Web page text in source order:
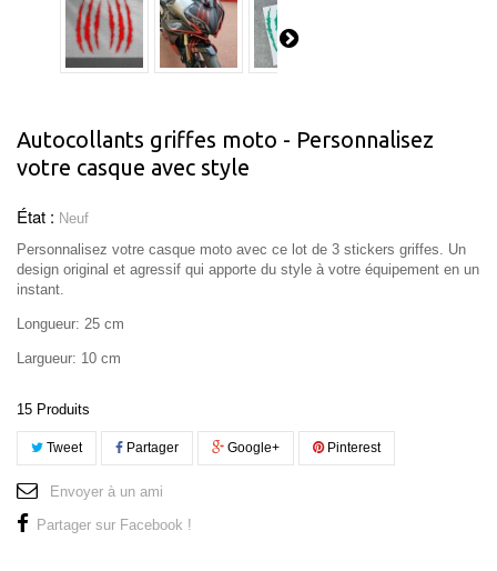
Autocollants griffes moto - Personnalisez
votre casque avec style
État : Neuf
Personnalisez votre casque moto avec ce lot de 3 stickers griffes. Un
design original et agressif qui apporte du style à votre équipement en un
instant.
Longueur: 25 cm
Largueur: 10 cm
15 Produits
Tweet Partager Google+ Pinterest
Envoyer à un ami
Partager sur Facebook !